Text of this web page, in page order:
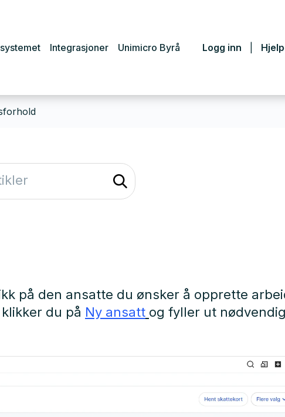
Integrasjoner Unimicro Byrå Logg inn
på den ansatte du ønsker å opprette
du på Ny ansatt og fyller ut nødvendig